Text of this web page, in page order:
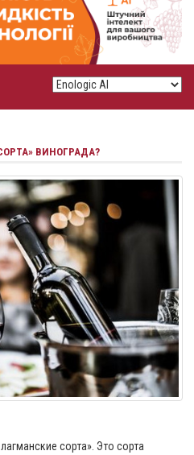
ВИНОГРАДА?
сорта». Это сорта